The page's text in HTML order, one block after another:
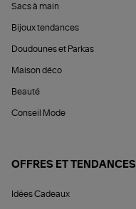
Sacs à main
Bijoux tendances
Doudounes et Parkas
Maison déco
Beauté
Conseil Mode
OFFRES ET TENDANCES
Idées Cadeaux